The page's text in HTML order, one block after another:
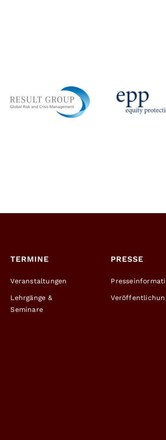
Fördermitglied:
epp GmbH –
Security
Intelligence &
TERMINE
Veranstaltungen
Lehrgänge &
Seminare
PRESSE